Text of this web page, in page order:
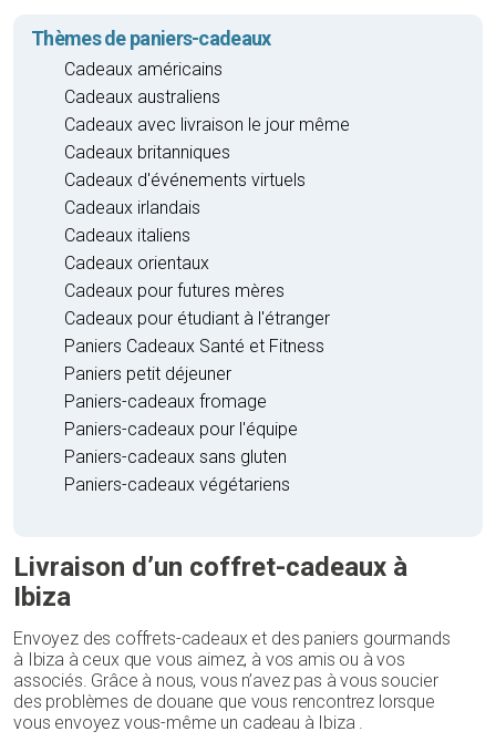
Thèmes de paniers-cadeaux
Cadeaux américains
Cadeaux australiens
Cadeaux avec livraison le jour même
Cadeaux britanniques
Cadeaux d'événements virtuels
Cadeaux irlandais
Cadeaux italiens
Cadeaux orientaux
Cadeaux pour futures mères
Cadeaux pour étudiant à l'étranger
Paniers Cadeaux Santé et Fitness
Paniers petit déjeuner
Paniers-cadeaux fromage
Paniers-cadeaux pour l'équipe
Paniers-cadeaux sans gluten
Paniers-cadeaux végétariens
Livraison d’un coffret-cadeaux à
Ibiza
Envoyez des coffrets-cadeaux et des paniers gourmands
à Ibiza à ceux que vous aimez, à vos amis ou à vos
associés. Grâce à nous, vous n’avez pas à vous soucier
des problèmes de douane que vous rencontrez lorsque
vous envoyez vous-même un cadeau à Ibiza .